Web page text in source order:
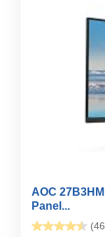
AOC
Panel...